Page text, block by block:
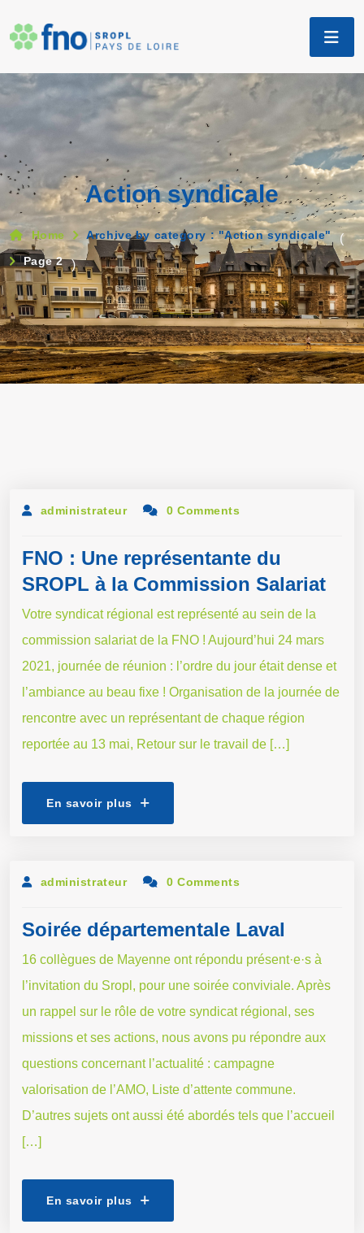
Action syndicale
Home Archive by category : "Action syndicale" (
Page 2 )
administrateur 0 Comments
FNO : Une représentante du
SROPL à la Commission Salariat
Votre syndicat régional est représenté au sein de la
commission salariat de la FNO ! Aujourd’hui 24 mars
2021, journée de réunion : l’ordre du jour était dense et
l’ambiance au beau fixe ! Organisation de la journée de
rencontre avec un représentant de chaque région
reportée au 13 mai, Retour sur le travail de […]
En savoir plus
administrateur 0 Comments
Soirée départementale Laval
16 collègues de Mayenne ont répondu présent·e·s à
l’invitation du Sropl, pour une soirée conviviale. Après
un rappel sur le rôle de votre syndicat régional, ses
missions et ses actions, nous avons pu répondre aux
questions concernant l’actualité : campagne
valorisation de l’AMO, Liste d’attente commune.
D’autres sujets ont aussi été abordés tels que l’accueil
[…]
En savoir plus